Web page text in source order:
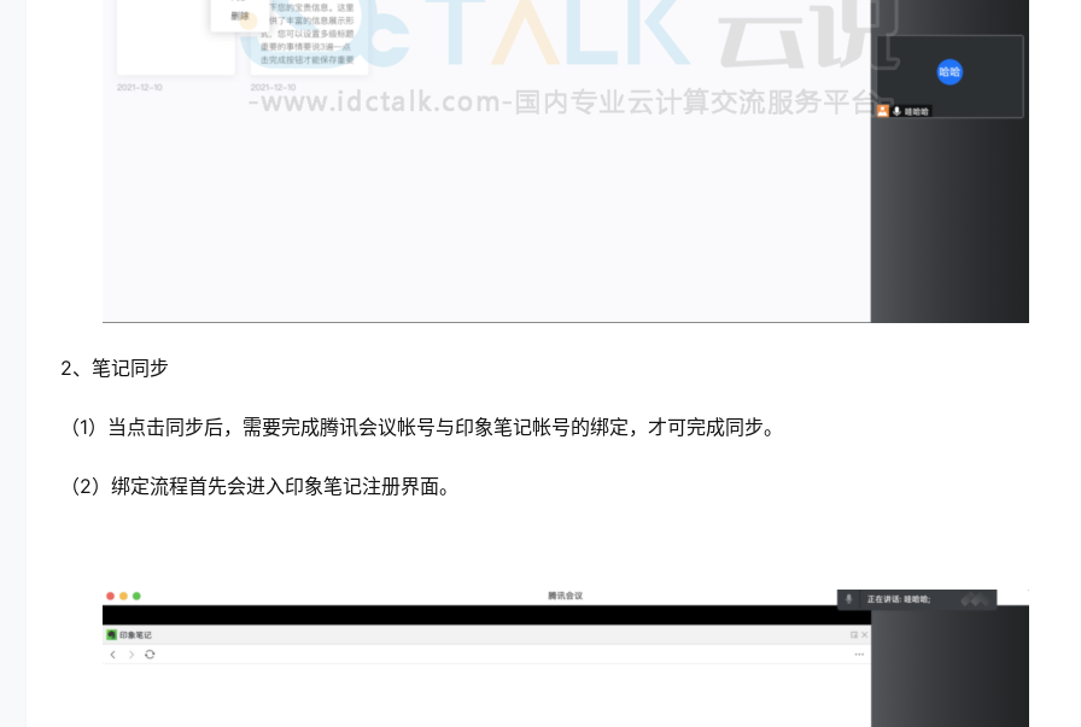
2、笔记同步
（1）当点击同步后，需要完成腾讯会议帐号与印象笔记帐号的绑定，才可完成同步。
（2）绑定流程首先会进入印象笔记注册界面。